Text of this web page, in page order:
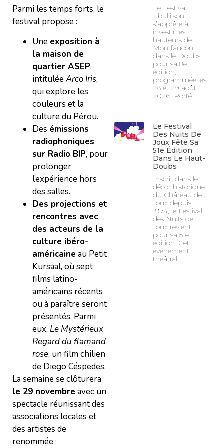
Parmi les temps forts, le
festival propose :
Une exposition à
la maison de
quartier ASEP,
intituléeArco Iris,
qui explore les
couleurs et la
culture du Pérou.
Des émissions
radiophoniques
sur Radio BIP, pour
prolonger
l’expérience hors
des salles.
Des projections et
rencontres avec
des acteurs de la
culture ibéro-
américaine au Petit
Kursaal, où sept
films latino-
américains récents
ou à paraître seront
présentés. Parmi
eux, Le Mystérieux
Regard du flamand
rose, un film chilien
de Diego Céspedes.
La semaine se clôturera
le 29 novembre avec un
spectacle réunissant des
associations locales et
des artistes de
renommée :
Le Festival
Ebulli’son
s’apprête à
investir les
hauteurs de
Montfaucon
dans le Doubs
pour sa 8e
édition,
programmée les
28 et 29 août
2026. Porté
Le Festival
Des Nuits De
Joux Fête Sa
51e Édition
Dans Le Haut-
Doubs
Inscrit dans le
décor historique
du Château de
Joux depuis
1974, le Festival
des Nuits de
Joux revient
pour sa 51e
édition. Cet
événement
théâtral